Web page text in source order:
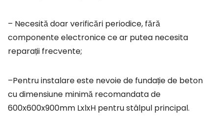
– Necesită doar verificări periodice, fără
componente electronice ce ar putea necesita
reparații frecvente;
–Pentru instalare este nevoie de fundație de beton
cu dimensiune minimă recomandata de
600x600x900mm LxlxH pentru stâlpul principal.